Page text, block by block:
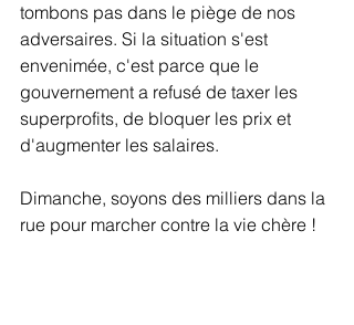
tombons pas dans le piège de nos
adversaires. Si la situation s'est
envenimée, c'est parce que le
gouvernement a refusé de taxer les
superprofits, de bloquer les prix et
d'augmenter les salaires.
Dimanche, soyons des milliers dans la
rue pour marcher contre la vie chère !